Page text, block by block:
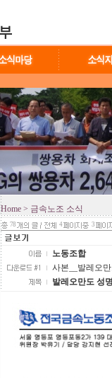
Home > 금속노조 소식
78 4 3
노동조합
사본__발레오
발레오만도 성